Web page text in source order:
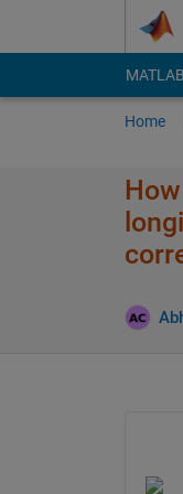
Home